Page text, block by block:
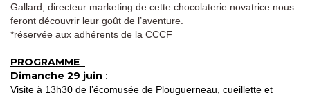
Gallard, directeur marketing de cette chocolaterie novatrice nous
feront découvrir leur goût de l’aventure.
*réservée aux adhérents de la CCCF
PROGRAMME :
Dimanche 29 juin :
Visite à 13h30 de l’écomusée de Plouguerneau, cueillette et